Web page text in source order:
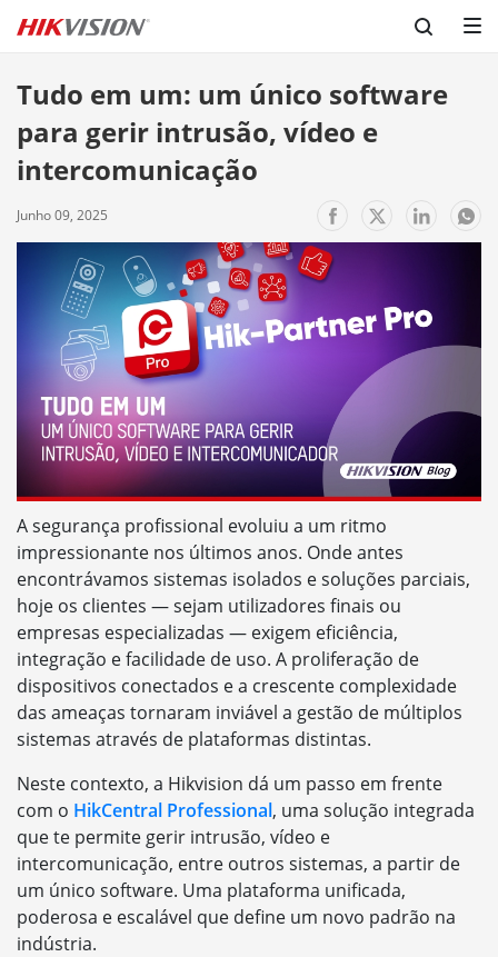
Tudo em um: um único software
para gerir intrusão, vídeo e
intercomunicação
Junho 09, 2025
A segurança profissional evoluiu a um ritmo
impressionante nos últimos anos. Onde antes
encontrávamos sistemas isolados e soluções parciais,
hoje os clientes — sejam utilizadores finais ou
empresas especializadas — exigem eficiência,
integração e facilidade de uso. A proliferação de
dispositivos conectados e a crescente complexidade
das ameaças tornaram inviável a gestão de múltiplos
sistemas através de plataformas distintas.
Neste contexto, a Hikvision dá um passo em frente
com o HikCentral Professional, uma solução integrada
que te permite gerir intrusão, vídeo e
intercomunicação, entre outros sistemas, a partir de
um único software. Uma plataforma unificada,
poderosa e escalável que define um novo padrão na
indústria.